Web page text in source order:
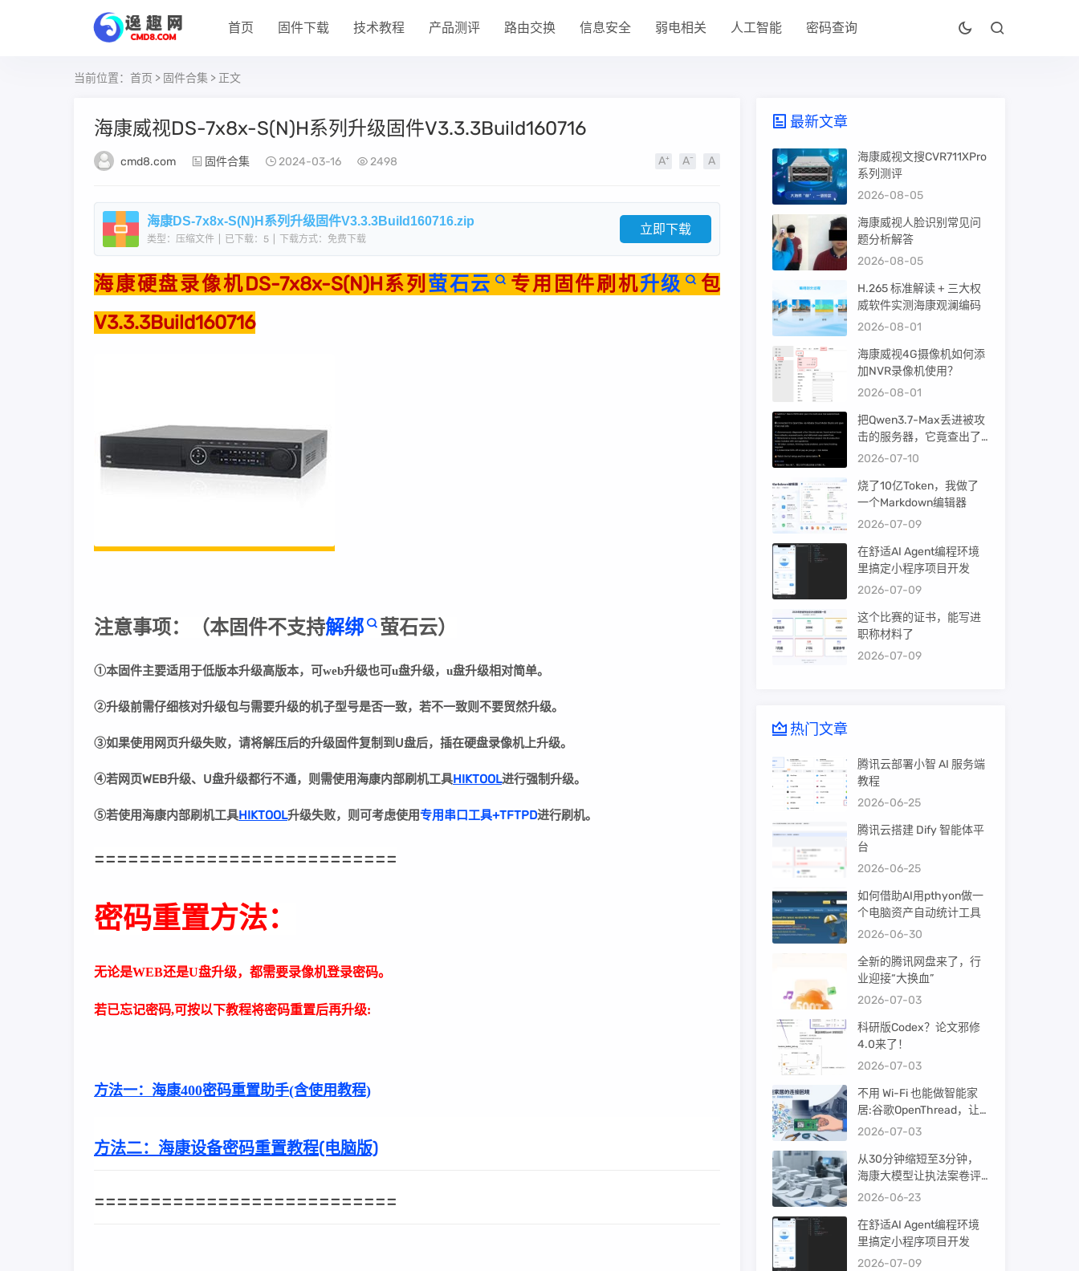
首页 固件下载 技术教程 产品测评 路由交换 信息安全 弱电相关 人工智能 密码查询
当前位置： 首页 > 固件合集 > 正文
海康威视DS-7x8x-S(N)H系列升级固件V3.3.3Build160716
cmd8.com 固件合集 2024-03-16 2498
海康DS-7x8x-S(N)H系列升级固件V3.3.3Build160716.zip
类型：压缩文件 已下载：5 下载方式：免费下载
立即下载
海康硬盘录像机DS-7x8x-S(N)H系列 萤石云 专用固件刷机升级
包
V3.3.3Build160716
注意事项： （本固件不支持解绑 萤石云）
①本固件主要适用于低版本升级高版本，可web升级也可u盘升级，u盘升级相对简单。
②升级前需仔细核对升级包与需要升级的机子型号是否一致，若不一致则不要贸然升级。
③如果使用网页升级失败，请将解压后的升级固件复制到U盘后，插在硬盘录像机上升级。
④若网页WEB升级、U盘升级都行不通，则需使用海康内部刷机工具HIKTOOL进行强制升级。
⑤若使用海康内部刷机工具HIKTOOL升级失败，则可考虑使用专用串口工具+TFTPD进行刷机。
===========================
密码重置方法：
无论是WEB还是U盘升级，都需要录像机登录密码。
若已忘记密码,可按以下教程将密码重置后再升级:
方法一： 海康400密码重置助手(含使用教程)
方法二： 海康设备密码重置教程(电脑版)
===========================
最新文章
海康威视文搜CVR711XPro
系列测评
2026-08-05
海康威视人脸识别常见问
题分析解答
2026-08-05
H.265 标准解读 + 三大权
威软件实测海康观澜编码
2026-08-01
海康威视4G摄像机如何添
加NVR录像机使用？
2026-08-01
把Qwen3.7-Max丢进被攻
击的服务器，它竟查出了
暴力破解！
2026-07-10
烧了10亿Token，我做了
一个Markdown编辑器
2026-07-09
在舒适AI Agent编程环境
里搞定小程序项目开发
2026-07-09
这个比赛的证书，能写进
职称材料了
2026-07-09
热门文章
腾讯云部署小智 AI 服务端
教程
2026-06-25
腾讯云搭建 Dify 智能体平
台
2026-06-25
如何借助AI用pthyon做一
个电脑资产自动统计工具
2026-06-30
全新的腾讯网盘来了，行
业迎接“大换血”
2026-07-03
科研版Codex？论文邪修
4.0来了！
2026-07-03
不用 Wi-Fi 也能做智能家
居:谷歌OpenThread，让
ESP32-C6 直接组 Thread
2026-07-03
从30分钟缩短至3分钟，
海康大模型让执法案卷评
查提效10倍！
2026-06-23
在舒适AI Agent编程环境
里搞定小程序项目开发
2026-07-09